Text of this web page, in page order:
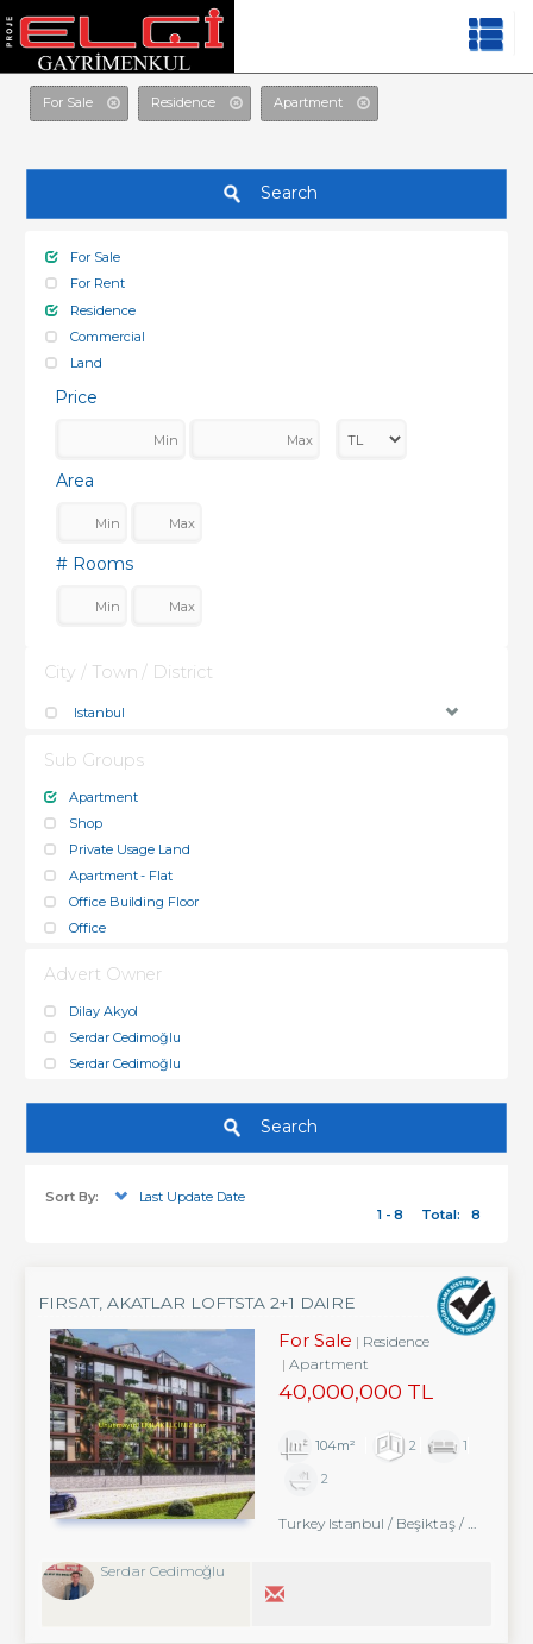
For Sale Residence Apartment
Search
For Sale
For Rent
Residence
Commercial
Land
Price
Area
# Rooms
City / Town / District
Istanbul
Sub Groups
Apartment
Shop
Private Usage Land
Apartment - Flat
Office Building Floor
Office
Advert Owner
Dilay Akyol
Serdar Cedimoğlu
Serdar Cedimoğlu
Search
Sort By:
Last Update Date
1 - 8
Total: 8
FIRSAT, AKATLAR LOFTSTA 2+1 DAIRE
For Sale
Residence
Apartment
40,000,000 TL
104m² 2
1
2
Turkey Istanbul / Beşiktaş/ Akatlar
Serdar Cedimoğlu